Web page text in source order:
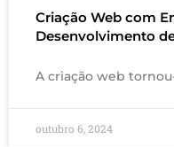
Criação Web com
Desenvolvimento
A criação web
outubro 6, 2024